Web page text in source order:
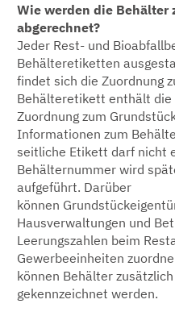
Wie werden die Behälter
abgerechnet?
Jeder Rest- und
Behälteretiketten
findet sich die Zuordnung
Behälteretikett enthält die
Zuordnung zum
Informationen zum
seitliche Etikett darf nicht
Behälternummer wird
aufgeführt. Darüber
können
Hausverwaltungen und
Leerungszahlen beim
Gewerbeeinheiten
können Behälter
gekennzeichnet werden.